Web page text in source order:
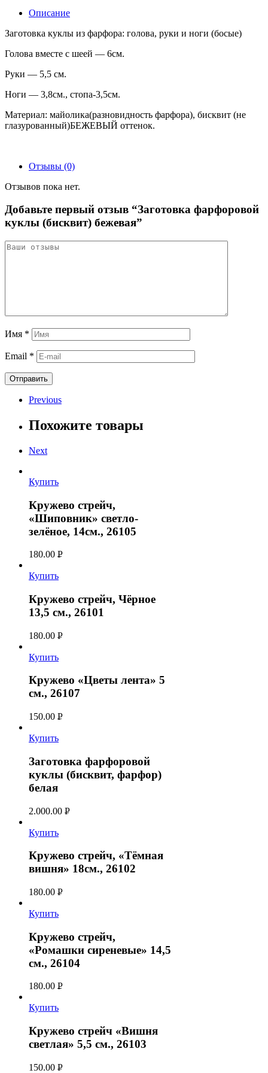
Описание
Заготовка куклы из фарфора: голова, руки и ноги (босые)
Голова вместе с шеей — 6см.
Руки — 5,5 см.
Ноги — 3,8см., стопа-3,5см.
Материал: майолика(разновидность фарфора), бисквит (не
глазурованный)БЕЖЕВЫЙ оттенок.
Отзывы (0)
Отзывов пока нет.
Добавьте первый отзыв “Заготовка фарфоровой
куклы (бисквит) бежевая”
Имя *
Email *
Previous
Похожите товары
Next
Купить
Кружево стрейч,
«Шиповник» светло-
зелёное, 14см., 26105
180.00 Р
Купить
Кружево стрейч, Чёрное
13,5 см., 26101
180.00 Р
Купить
Кружево «Цветы лента» 5
см., 26107
150.00 Р
Купить
Заготовка фарфоровой
куклы (бисквит, фарфор)
белая
2.000.00 Р
Купить
Кружево стрейч, «Тёмная
вишня» 18см., 26102
180.00 Р
Купить
Кружево стрейч,
«Ромашки сиреневые» 14,5
см., 26104
180.00 Р
Купить
Кружево стрейч «Вишня
светлая» 5,5 см., 26103
150.00 Р